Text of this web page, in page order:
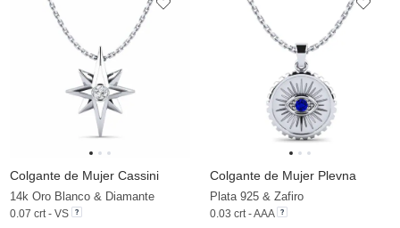
Colgante de Mujer Cassini
14k Oro Blanco & Diamante
0.07 crt - VS
Colgante de Mujer Plevna
Plata 925 & Zafiro
0.03 crt - AAA